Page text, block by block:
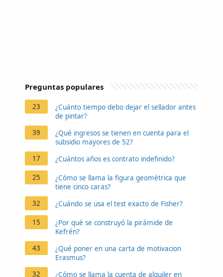
Preguntas populares
23
¿Cuánto tiempo debo dejar el sellador antes
de pintar?
39
¿Qué ingresos se tienen en cuenta para el
subsidio mayores de 52?
17
¿Cuántos años es contrato indefinido?
25
¿Cómo se llama la figura geométrica que
tiene cinco caras?
32
¿Cuándo se usa el test exacto de Fisher?
15
¿Por qué se construyó la pirámide de
Kefrén?
43
¿Qué poner en una carta de motivacion
Erasmus?
32
¿Cómo se llama la cuenta de alquiler en